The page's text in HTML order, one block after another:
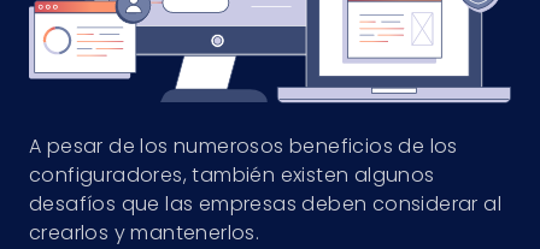
A pesar de los numerosos beneficios de los
configuradores, también existen algunos
desafíos que las empresas deben considerar al
crearlos y mantenerlos.